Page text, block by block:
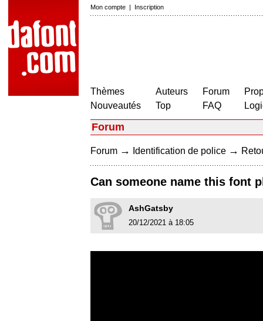
Mon compte | Inscription
Thèmes
Nouveautés
Auteurs
Top
Forum
FAQ
Forum
Forum → Identification de police →
Can someone name this font
AshGatsby
20/12/2021 à 18:05